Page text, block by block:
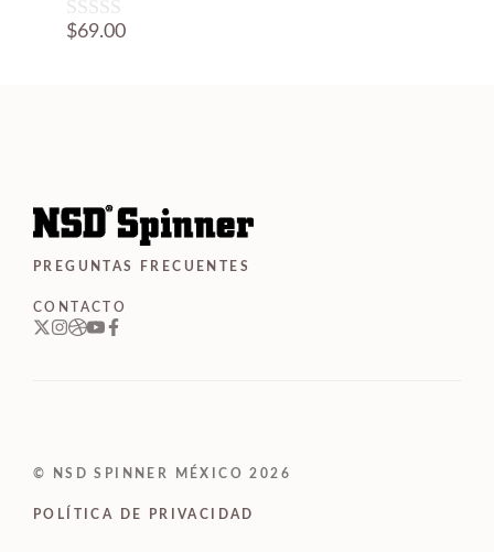
0
$69.00
PREGUNTAS FRECUENTES
CONTACTO
© NSD SPINNER MÉXICO 2026
POLÍTICA DE PRIVACIDAD